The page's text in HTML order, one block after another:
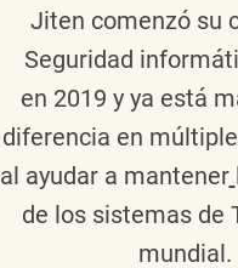
Jiten comenzó su
Seguridad
en 2019 y ya está
diferencia en
al ayudar a mantener
de los sistemas de
mundial.